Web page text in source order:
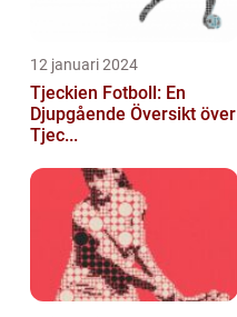
12 januari 2024
Tjeckien Fotboll: En
Djupgående Översikt över
Tjec...